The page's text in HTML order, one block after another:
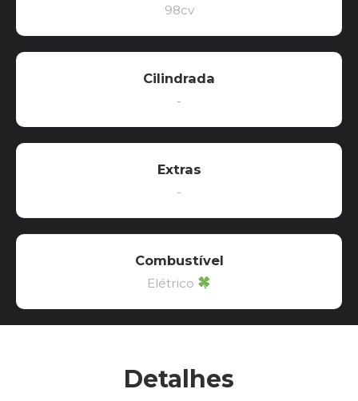
98cv
Cilindrada
-
Extras
-
Combustível
Elétrico
Detalhes